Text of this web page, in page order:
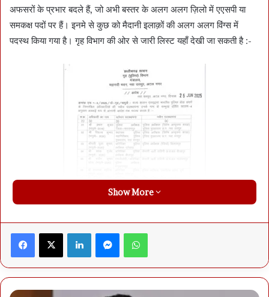
अफसरों के प्रभार बदले हैं, जो अभी बस्तर के अलग अलग ज़िलो में एएसपी या
समकक्ष पदों पर हैं। इनमे से कुछ को मैदानी इलाक़ों की अलग अलग विंग्स में
पदस्थ किया गया है। गृह विभाग की ओर से जारी लिस्ट यहाँ देखी जा सकती है :-
Show More
Facebook X LinkedIn